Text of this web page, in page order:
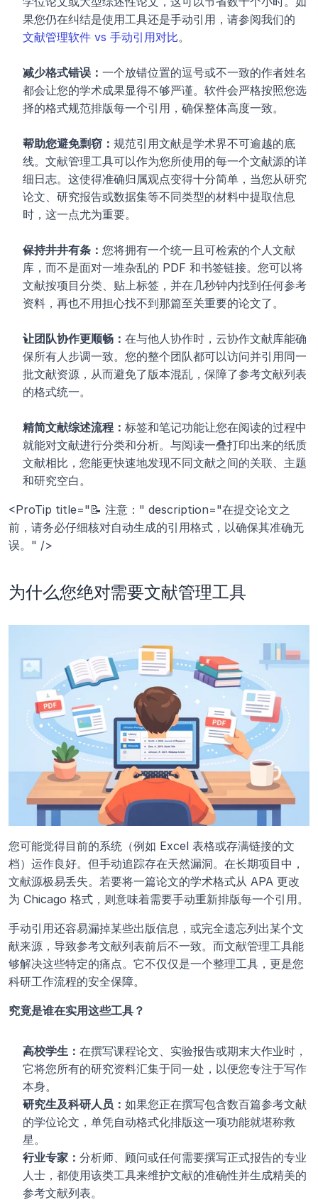
文献管理软件 vs 手动引用对比。
减少格式错误： 一个放错位置的逗号或不一致的作者姓名
都会让您的学术成果显得不够严谨。软件会严格按照您选
择的格式规范排版每一个引用，确保整体高度一致。
帮助您避免剽窃： 规范引用文献是学术界不可逾越的底
线。文献管理工具可以作为您所使用的每一个文献源的详
细日志。这使得准确归属观点变得十分简单，当您从研究
论文、研究报告或数据集等不同类型的材料中提取信息
时，这一点尤为重要。
保持井井有条： 您将拥有一个统一且可检索的个人文献
库，而不是面对一堆杂乱的 PDF 和书签链接。您可以将
文献按项目分类、贴上标签，并在几秒钟内找到任何参考
资料，再也不用担心找不到那篇至关重要的论文了。
让团队协作更顺畅： 在与他人协作时，云协作文献库能确
保所有人步调一致。您的整个团队都可以访问并引用同一
批文献资源，从而避免了版本混乱，保障了参考文献列表
的格式统一。
精简文献综述流程： 标签和笔记功能让您在阅读的过程中
就能对文献进行分类和分析。与阅读一叠打印出来的纸质
文献相比，您能更快速地发现不同文献之间的关联、主题
和研究空白。
<ProTip title="📝 注意：" description="在提交论文之
前，请务必仔细核对自动生成的引用格式，以确保其准确无
误。" />
为什么您绝对需要文献管理工具
您可能觉得目前的系统（例如 Excel 表格或存满链接的文
档）运作良好。但手动追踪存在天然漏洞。在长期项目中，
文献源极易丢失。若要将一篇论文的学术格式从 APA 更改
为 Chicago 格式，则意味着需要手动重新排版每一个引用。
手动引用还容易漏掉某些出版信息，或完全遗忘列出某个文
献来源，导致参考文献列表前后不一致。而文献管理工具能
够解决这些特定的痛点。它不仅仅是一个整理工具，更是您
科研工作流程的安全保障。
究竟是谁在实用这些工具？
高校学生： 在撰写课程论文、实验报告或期末大作业时，
它将您所有的研究资料汇集于同一处，以便您专注于写作
本身。
研究生及科研人员： 如果您正在撰写包含数百篇参考文献
的学位论文，单凭自动格式化排版这一项功能就堪称救
星。
行业专家： 分析师、顾问或任何需要撰写正式报告的专业
人士，都使用该类工具来维护文献的准确性并生成精美的
参考文献列表。